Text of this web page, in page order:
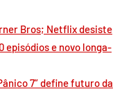
Bros; Netflix desiste
episódios e novo longa-
7” define futuro da